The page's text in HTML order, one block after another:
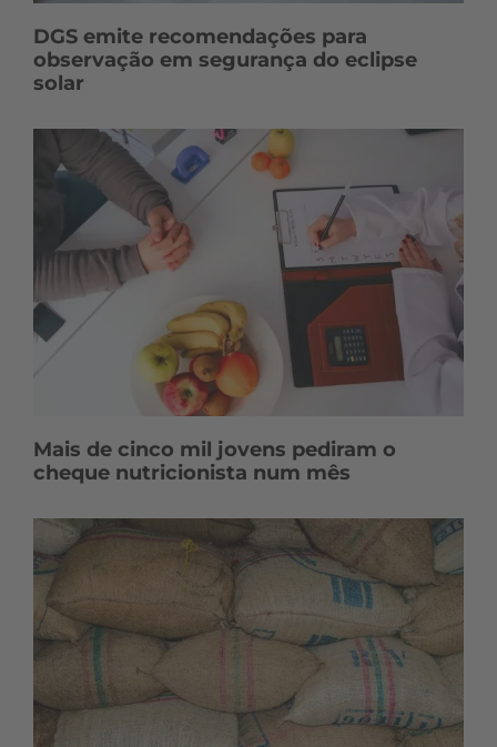
DGS emite recomendações para
observação em segurança do eclipse
solar
Mais de cinco mil jovens pediram o
cheque nutricionista num mês